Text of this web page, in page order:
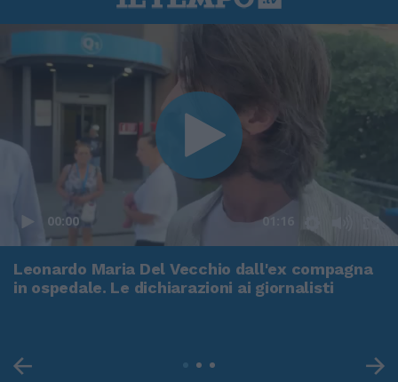
00:00 01:16
Leonardo Maria Del Vecchio dall'ex compagna
in ospedale. Le dichiarazioni ai giornalisti